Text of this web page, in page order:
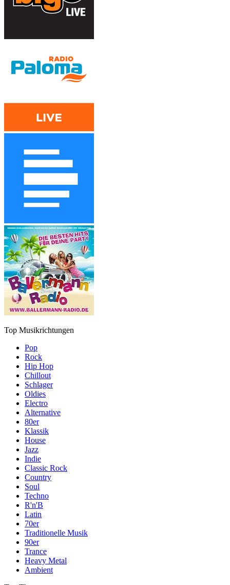
Top Musikrichtungen
Pop
Rock
Hip Hop
Chillout
Schlager
Oldies
Electro
Alternative
80er
Klassik
House
Jazz
Indie
Classic Rock
Country
Soul
Techno
R'n'B
Latin
70er
Traditionelle Musik
90er
Trance
Heavy Metal
Ambient